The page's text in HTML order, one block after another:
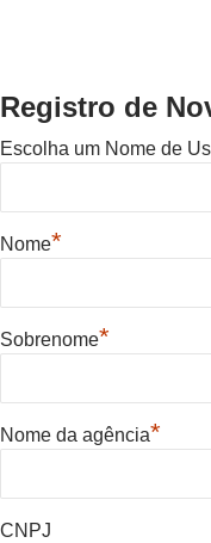
Registro de
Escolha um Nome de
Nome*
Sobrenome*
Nome da agência*
CNPJ